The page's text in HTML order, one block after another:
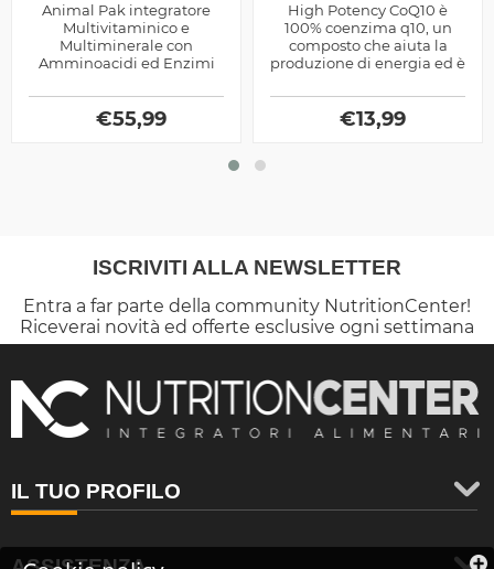
Animal Pak integratore
Multivitaminico e
Multiminerale con
Amminoacidi ed Enzimi
Universal Nutrition, ottimo
per chi pratica sport
€55,99
High Potency CoQ10 è
100% coenzima q10, un
composto che aiuta la
produzione di energia ed è
antiossidante protettivo
per il cuore
€13,99
ISCRIVITI ALLA NEWSLETTER
Entra a far parte della community NutritionCenter!
Riceverai novità ed offerte esclusive ogni settimana
IL TUO PROFILO